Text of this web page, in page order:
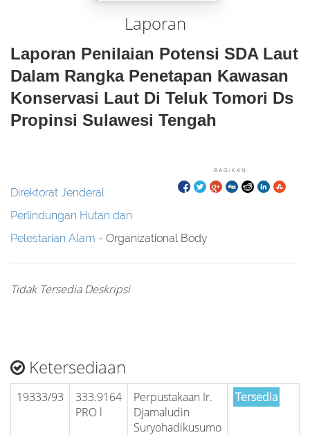
Laporan
Laporan Penilaian Potensi SDA Laut
Dalam Rangka Penetapan Kawasan
Konservasi Laut Di Teluk Tomori Ds
Propinsi Sulawesi Tengah
BAGIKAN:
Direktorat Jenderal
Perlindungan Hutan dan
Pelestarian Alam - Organizational Body
Tidak Tersedia Deskripsi
Ketersediaan
19333/93
333.9164
PRO l
Perpustakaan Ir.
Djamaludin
Suryohadikusumo
Tersedia